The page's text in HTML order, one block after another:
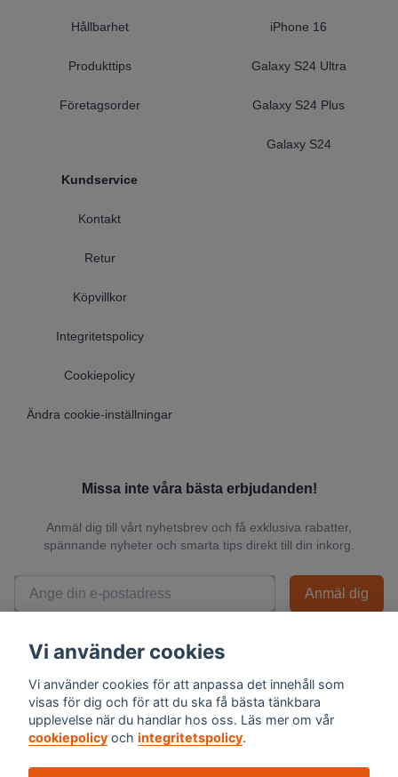
Hållbarhet
Produkttips
Företagsorder
Kundservice
Kontakt
Retur
Köpvillkor
Integritetspolicy
Cookiepolicy
Ändra cookie-inställningar
iPhone 16
Galaxy S24 Ultra
Galaxy S24 Plus
Galaxy S24
Missa inte våra bästa erbjudanden!
Anmäl dig till vårt nyhetsbrev och få exklusiva rabatter,
spännande nyheter och smarta tips direkt till din inkorg.
Anmäl dig
prenumerationen.
Vi använder cookies
Vi använder cookies för att anpassa det innehåll som
visas för dig och för att du ska få bästa tänkbara
upplevelse när du handlar hos oss. Läs mer om vår
cookiepolicy och integritetspolicy.